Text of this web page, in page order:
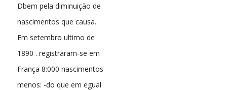
Dbem pela diminuição de
nascimentos que causa.
Em setembro ultimo de
1890 . registraram-se em
França 8:000 nascimentos
menos: -do que em egual